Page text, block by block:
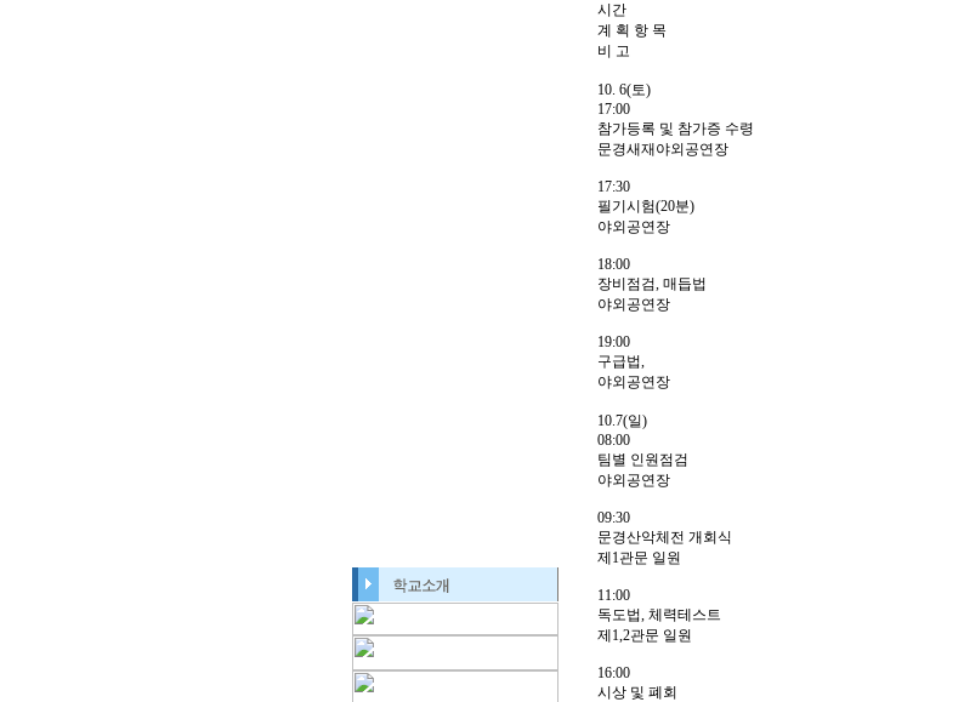
시간
계 획 항 목
비 고
10. 6(토)
17:00
참가등록 및 참가증 수령
문경새재야외공연장
17:30
필기시험(20분)
야외공연장
18:00
장비점검, 매듭법
야외공연장
19:00
구급법,
야외공연장
10.7(일)
08:00
팀별 인원점검
야외공연장
09:30
문경산악체전 개회식
제1관문 일원
11:00
독도법, 체력테스트
제1,2관문 일원
16:00
시상 및 폐회